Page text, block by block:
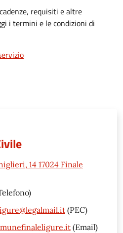
requisiti e altre
i termini e le condizioni di
14 17024 Finale
(PEC)
(Email)